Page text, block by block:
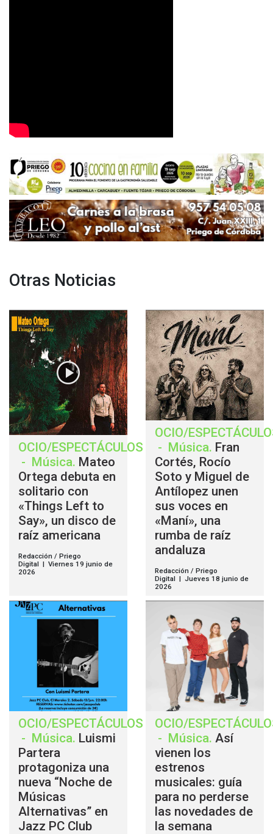
Otras Noticias
OCIO/ESPECTÁCULOS
- Música. Mateo
Ortega debuta en
solitario con
«Things Left to
Say», un disco de
raíz americana
Redacción / Priego
Digital | Viernes 19 junio de
2026
OCIO/
- Música. Fran
Cortés, Rocío
Soto y Miguel de
Antílopez unen
sus voces en
«Maní», una
rumba de raíz
andaluza
Redacción / Priego
Digital | Jueves 18 junio de
2026
OCIO/ESPECTÁCULOS
- Música. Luismi
Partera
protagoniza una
nueva “Noche de
Músicas
Alternativas” en
Jazz PC Club
OCIO/
- Música. Así
vienen los
estrenos
musicales: guía
para no perderse
las novedades de
la semana